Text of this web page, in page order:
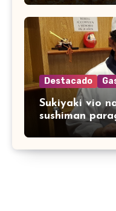
Destacado
Sukiyaki vio
sushiman